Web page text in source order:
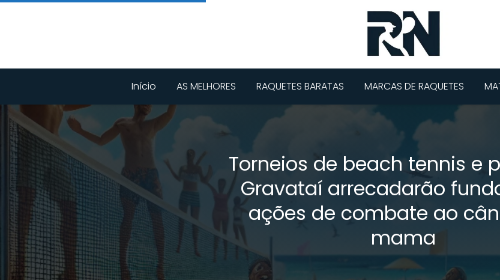
Início AS MELHORES RAQUETES BARATAS MARCAS DE RAQUETES
Torneios de beach tennis e
Gravataí arrecadarão
ações de combate ao
mama